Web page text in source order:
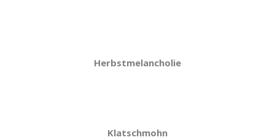
Herbstmelancholie
Klatschmohn